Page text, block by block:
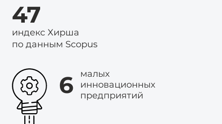
47
индекс Хирша
по данным Scopus
6
малых
инновационных
предприятий